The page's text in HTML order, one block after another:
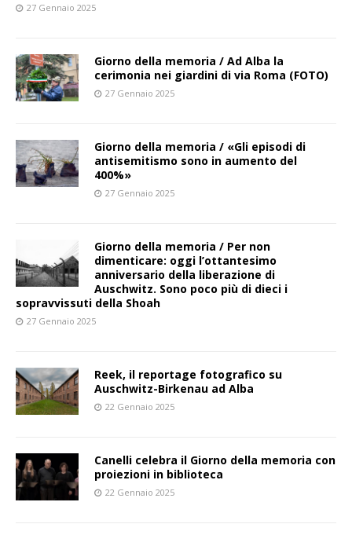
27 Gennaio 2025
Giorno della memoria / Ad Alba la
cerimonia nei giardini di via Roma (FOTO)
27 Gennaio 2025
Giorno della memoria / «Gli episodi di
antisemitismo sono in aumento del
400%»
27 Gennaio 2025
Giorno della memoria / Per non
dimenticare: oggi l’ottantesimo
anniversario della liberazione di
Auschwitz. Sono poco più di dieci i
sopravvissuti della Shoah
27 Gennaio 2025
Reek, il reportage fotografico su
Auschwitz-Birkenau ad Alba
22 Gennaio 2025
Canelli celebra il Giorno della memoria con
proiezioni in biblioteca
22 Gennaio 2025